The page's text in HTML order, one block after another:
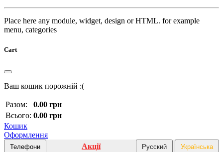
Place here any module, widget, design or HTML. for example
menu, categories
Cart
Ваш кошик порожній :(
Разом:
0.00 грн
Всього: 0.00 грн
Кошик
Оформлення
Телефони Акції Русский Українська